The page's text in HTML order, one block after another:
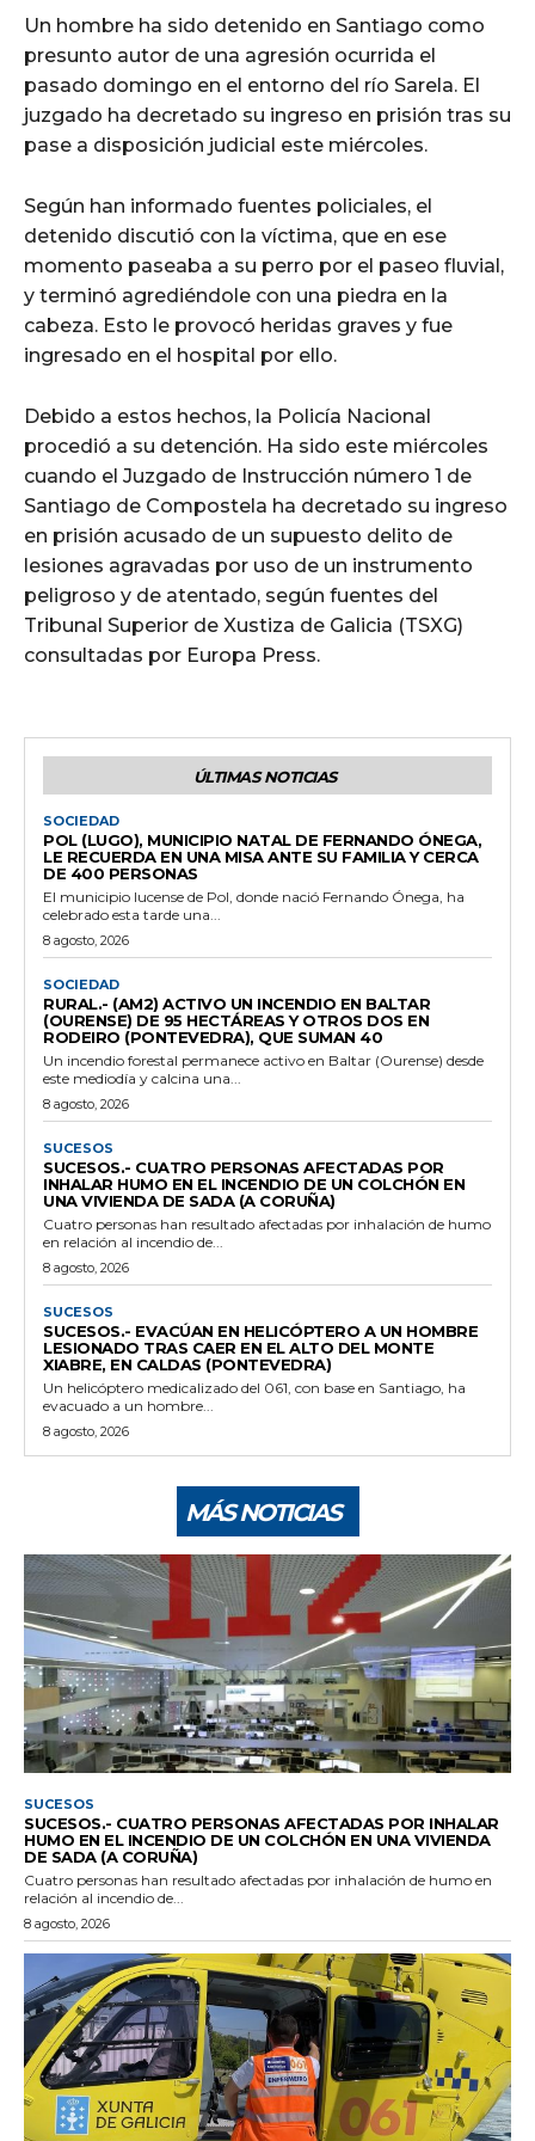
Un hombre ha sido detenido en Santiago como
presunto autor de una agresión ocurrida el
pasado domingo en el entorno del río Sarela. El
juzgado ha decretado su ingreso en prisión tras su
pase a disposición judicial este miércoles.
Según han informado fuentes policiales, el
detenido discutió con la víctima, que en ese
momento paseaba a su perro por el paseo fluvial,
y terminó agrediéndole con una piedra en la
cabeza. Esto le provocó heridas graves y fue
ingresado en el hospital por ello.
Debido a estos hechos, la Policía Nacional
procedió a su detención. Ha sido este miércoles
cuando el Juzgado de Instrucción número 1 de
Santiago de Compostela ha decretado su ingreso
en prisión acusado de un supuesto delito de
lesiones agravadas por uso de un instrumento
peligroso y de atentado, según fuentes del
Tribunal Superior de Xustiza de Galicia (TSXG)
consultadas por Europa Press.
ÚLTIMAS NOTICIAS
SOCIEDAD
POL (LUGO), MUNICIPIO NATAL DE FERNANDO ÓNEGA,
LE RECUERDA EN UNA MISA ANTE SU FAMILIA Y CERCA
DE 400 PERSONAS
El municipio lucense de Pol, donde nació Fernando Ónega, ha
celebrado esta tarde una...
8 agosto, 2026
SOCIEDAD
RURAL.- (AM2) ACTIVO UN INCENDIO EN BALTAR
(OURENSE) DE 95 HECTÁREAS Y OTROS DOS EN
RODEIRO (PONTEVEDRA), QUE SUMAN 40
Un incendio forestal permanece activo en Baltar (Ourense) desde
este mediodía y calcina una...
8 agosto, 2026
SUCESOS
SUCESOS.- CUATRO PERSONAS AFECTADAS POR
INHALAR HUMO EN EL INCENDIO DE UN COLCHÓN EN
UNA VIVIENDA DE SADA (A CORUÑA)
Cuatro personas han resultado afectadas por inhalación de humo
en relación al incendio de...
8 agosto, 2026
SUCESOS
SUCESOS.- EVACÚAN EN HELICÓPTERO A UN HOMBRE
LESIONADO TRAS CAER EN EL ALTO DEL MONTE
XIABRE, EN CALDAS (PONTEVEDRA)
Un helicóptero medicalizado del 061, con base en Santiago, ha
evacuado a un hombre...
8 agosto, 2026
MÁS NOTICIAS
SUCESOS
SUCESOS.- CUATRO PERSONAS AFECTADAS POR INHALAR
HUMO EN EL INCENDIO DE UN COLCHÓN EN UNA VIVIENDA
DE SADA (A CORUÑA)
Cuatro personas han resultado afectadas por inhalación de humo en
relación al incendio de...
8 agosto, 2026